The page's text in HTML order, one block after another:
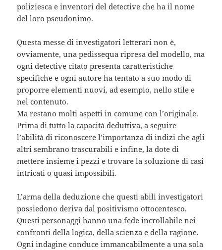
poliziesca e inventori del detective che ha il nome
del loro pseudonimo.
Questa messe di investigatori letterari non è,
ovviamente, una pedissequa ripresa del modello, ma
ogni detective citato presenta caratteristiche
specifiche e ogni autore ha tentato a suo modo di
proporre elementi nuovi, ad esempio, nello stile e
nel contenuto.
Ma restano molti aspetti in comune con l’originale.
Prima di tutto la capacità deduttiva, a seguire
l’abilità di riconoscere l’importanza di indizi che agli
altri sembrano trascurabili e infine, la dote di
mettere insieme i pezzi e trovare la soluzione di casi
intricati o quasi impossibili.
L’arma della deduzione che questi abili investigatori
possiedono deriva dal positivismo ottocentesco.
Questi personaggi hanno una fede incrollabile nei
confronti della logica, della scienza e della ragione.
Ogni indagine conduce immancabilmente a una sola